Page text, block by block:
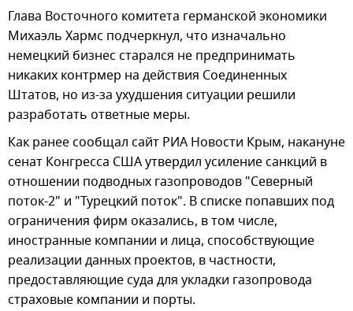
Глава Восточного комитета германской экономики
Михаэль Хармс подчеркнул, что изначально
немецкий бизнес старался не предпринимать
никаких контрмер на действия Соединенных
Штатов, но из-за ухудшения ситуации решили
разработать ответные меры.
Как ранее сообщал сайт РИА Новости Крым, накануне
сенат Конгресса США утвердил усиление санкций в
отношении подводных газопроводов "Северный
поток-2" и "Турецкий поток". В списке попавших под
ограничения фирм оказались, в том числе,
иностранные компании и лица, способствующие
реализации данных проектов, в частности,
предоставляющие суда для укладки газопровода
страховые компании и порты.